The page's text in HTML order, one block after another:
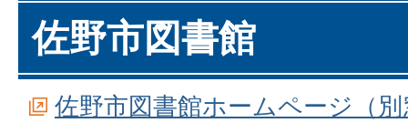
佐野市図書館
佐野市図書館ホームページ（